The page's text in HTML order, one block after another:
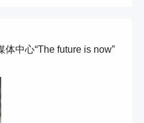
体中心“The future is now”